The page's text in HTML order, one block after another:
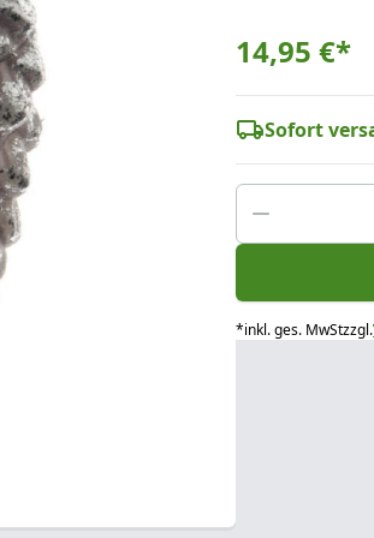
14,95 €*
Sofort
*inkl. ges. MwStzzgl.